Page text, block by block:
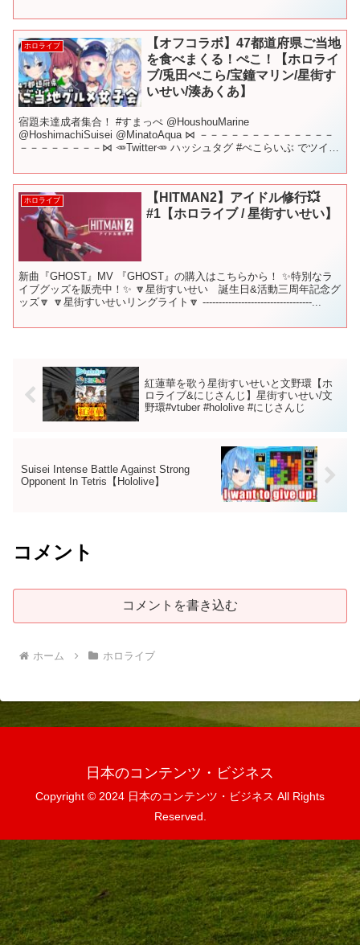
ホロライブ
【オフコラボ】47都道府県ご当地
を食べまくる！ぺこ！【ホロライ
ブ/兎田ぺこら/宝鐘マリン/星街す
いせい/湊あくあ】
宿題未達成者集合！ #すまっぺ @HoushouMarine
@HoshimachiSuisei @MinatoAqua ⋈ －－－－－－－－－－－－－
－－－－－－－－⋈ 🥕Twitter🥕 ハッシュタグ #ぺこらいぶ でツイー
ホロライブ
【HITMAN2】アイドル修行💥
#1【ホロライブ / 星街すいせい】
新曲『GHOST』MV 『GHOST』の購入はこちらから！ ✨特別なラ
イブグッズを販売中！✨ 🔽星街すいせい 誕生日&活動三周年記念グ
ッズ🔽 🔽星街すいせいリングライト🔽 ----------------------------------...
紅蓮華を歌う星街すいせいと文野環【ホ
ロライブ&にじさんじ】星街すいせい/文
野環#vtuber #hololive #にじさんじ
Suisei Intense Battle Against Strong
Opponent In Tetris【Hololive】
コメント
コメントを書き込む
ホーム ホロライブ
日本のコンテンツ・ビジネス
Copyright © 2024 日本のコンテンツ・ビジネス All Rights
Reserved.